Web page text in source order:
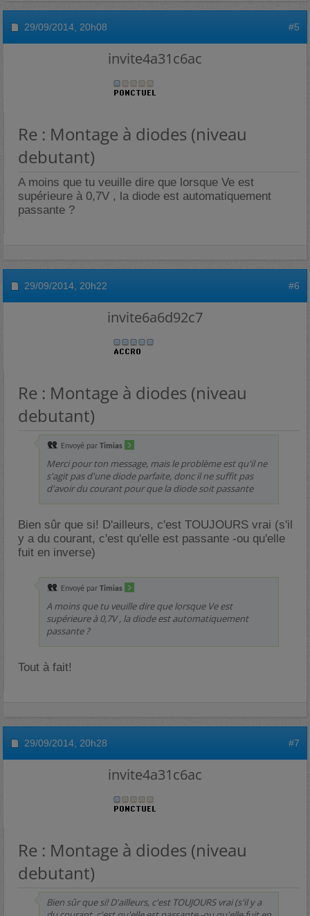
29/09/2014, 20h08 #5
invite4a31c6ac
Re : Montage à diodes (niveau
debutant)
A moins que tu veuille dire que lorsque Ve est
supérieure à 0,7V , la diode est automatiquement
passante ?
29/09/2014, 20h22 #6
invite6a6d92c7
Re : Montage à diodes (niveau
debutant)
Envoyé par Timias
Merci pour ton message, mais le problème est qu'il ne
s'agit pas d'une diode parfaite, donc il ne suffit pas
d'avoir du courant pour que la diode soit passante
Bien sûr que si! D'ailleurs, c'est TOUJOURS vrai (s'il
y a du courant, c'est qu'elle est passante -ou qu'elle
fuit en inverse)
Envoyé par Timias
A moins que tu veuille dire que lorsque Ve est
supérieure à 0,7V , la diode est automatiquement
passante ?
Tout à fait!
29/09/2014, 20h28 #7
invite4a31c6ac
Re : Montage à diodes (niveau
debutant)
Bien sûr que si! D'ailleurs, c'est TOUJOURS vrai (s'il y a